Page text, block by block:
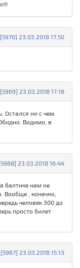
[5970] 23.03.2018 17:50
[5969] 23.03.2018 17:18
Остался ни с чем.
Видимо, в
23.03.2018 16:44
балтике нам не
Вообще , конечно,
человек 300 до
просто билет
[5967] 23.03.2018 15:13